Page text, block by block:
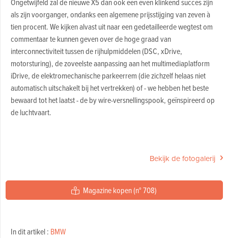
als zijn voorganger, ondanks een algemene prijsstijging van zeven à
tien procent. We kijken alvast uit naar een gedetailleerde wegtest om
commentaar te kunnen geven over de hoge graad van
interconnectiviteit tussen de rijhulpmiddelen (DSC, xDrive,
motorsturing), de zoveelste aanpassing aan het multimediaplatform
iDrive, de elektromechanische parkeerrem (die zichzelf helaas niet
automatisch uitschakelt bij het vertrekken) of - we hebben het beste
bewaard tot het laatst - de by wire-versnellingspook, geïnspireerd op
de luchtvaart.
Bekijk de fotogalerij
Magazine kopen (n° 708)
In dit artikel : BMW